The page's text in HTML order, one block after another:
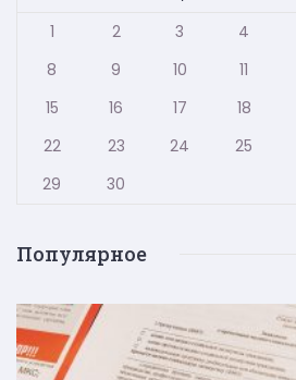
1
2 3 4
8
9 10 11
15
16 17 18
22
23 24 25
29
30
Популярное